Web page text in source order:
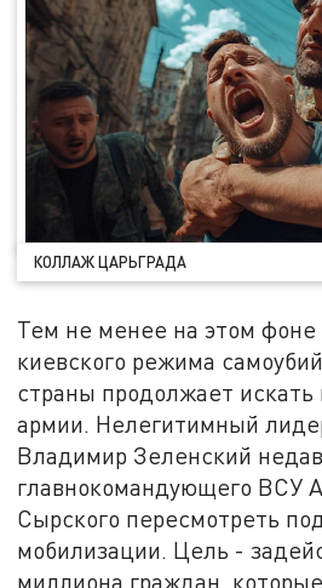
КОЛЛАЖ ЦАРЬГРАДА
Тем не менее на этом фоне
киевского режима
страны продолжает искать
армии. Нелегитимный
Владимир Зеленский
главнокомандующего ВСУ
Сырского пересмотреть
мобилизации. Цель -
миллиона граждан,